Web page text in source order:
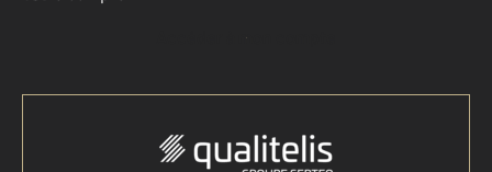
Accéder à mon compte